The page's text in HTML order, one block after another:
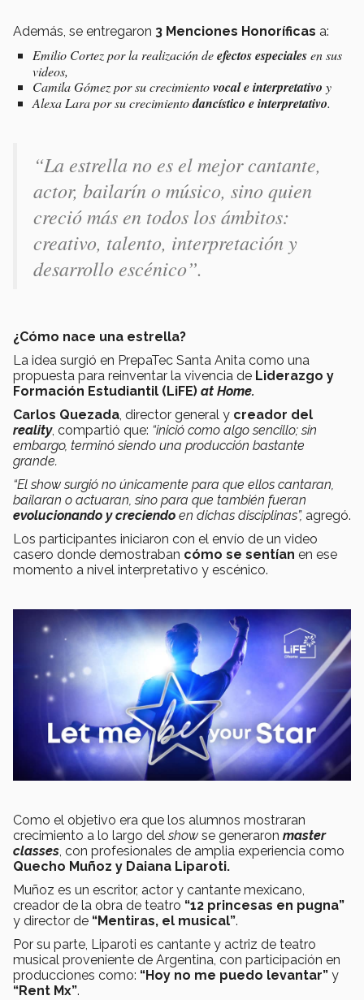
Además, se entregaron 3 Menciones Honoríficas a:
Emilio Cortez por la realización deefectos especialesen sus
videos,
Camila Gómez por su crecimientovocal e interpretativo y
Alexa Lara por su crecimientodancístico e interpretativo.
“La estrella no es el mejor cantante,
actor, bailarín o músico, sino quien
creció más en todos los ámbitos:
creativo, talento, interpretación y
desarrollo escénico”.
¿Cómo nace una estrella?
La idea surgió en PrepaTec Santa Anita como una
propuesta para reinventar la vivencia de Liderazgo y
Formación Estudiantil (LiFE) at Home.
Carlos Quezada, director general y creador del
reality, compartió que: “inició como algo sencillo; sin
embargo, terminó siendo una producción bastante
grande.
“El show surgió no únicamente para que ellos cantaran,
bailaran o actuaran, sino para que también fueran
evolucionando y creciendo en dichas disciplinas”, agregó.
Los participantes iniciaron con el envío de un video
casero donde demostraban cómo se sentían en ese
momento a nivel interpretativo y escénico.
Como el objetivo era que los alumnos mostraran
crecimiento a lo largo delshow se generaron master
classes, con profesionales de amplia experiencia como
Quecho Muñoz y Daiana Liparoti.
Muñoz es un escritor, actor y cantante mexicano,
creador de la obra de teatro “12 princesas en pugna”
y director de “Mentiras, el musical”.
Por su parte, Liparoti es cantante y actriz de teatro
musical proveniente de Argentina, con participación en
producciones como: “Hoy no me puedo levantar” y
“Rent Mx”.